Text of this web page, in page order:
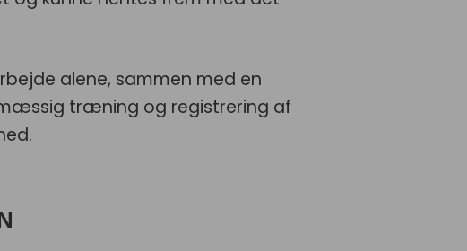
alene, sammen med en
træning og registrering af